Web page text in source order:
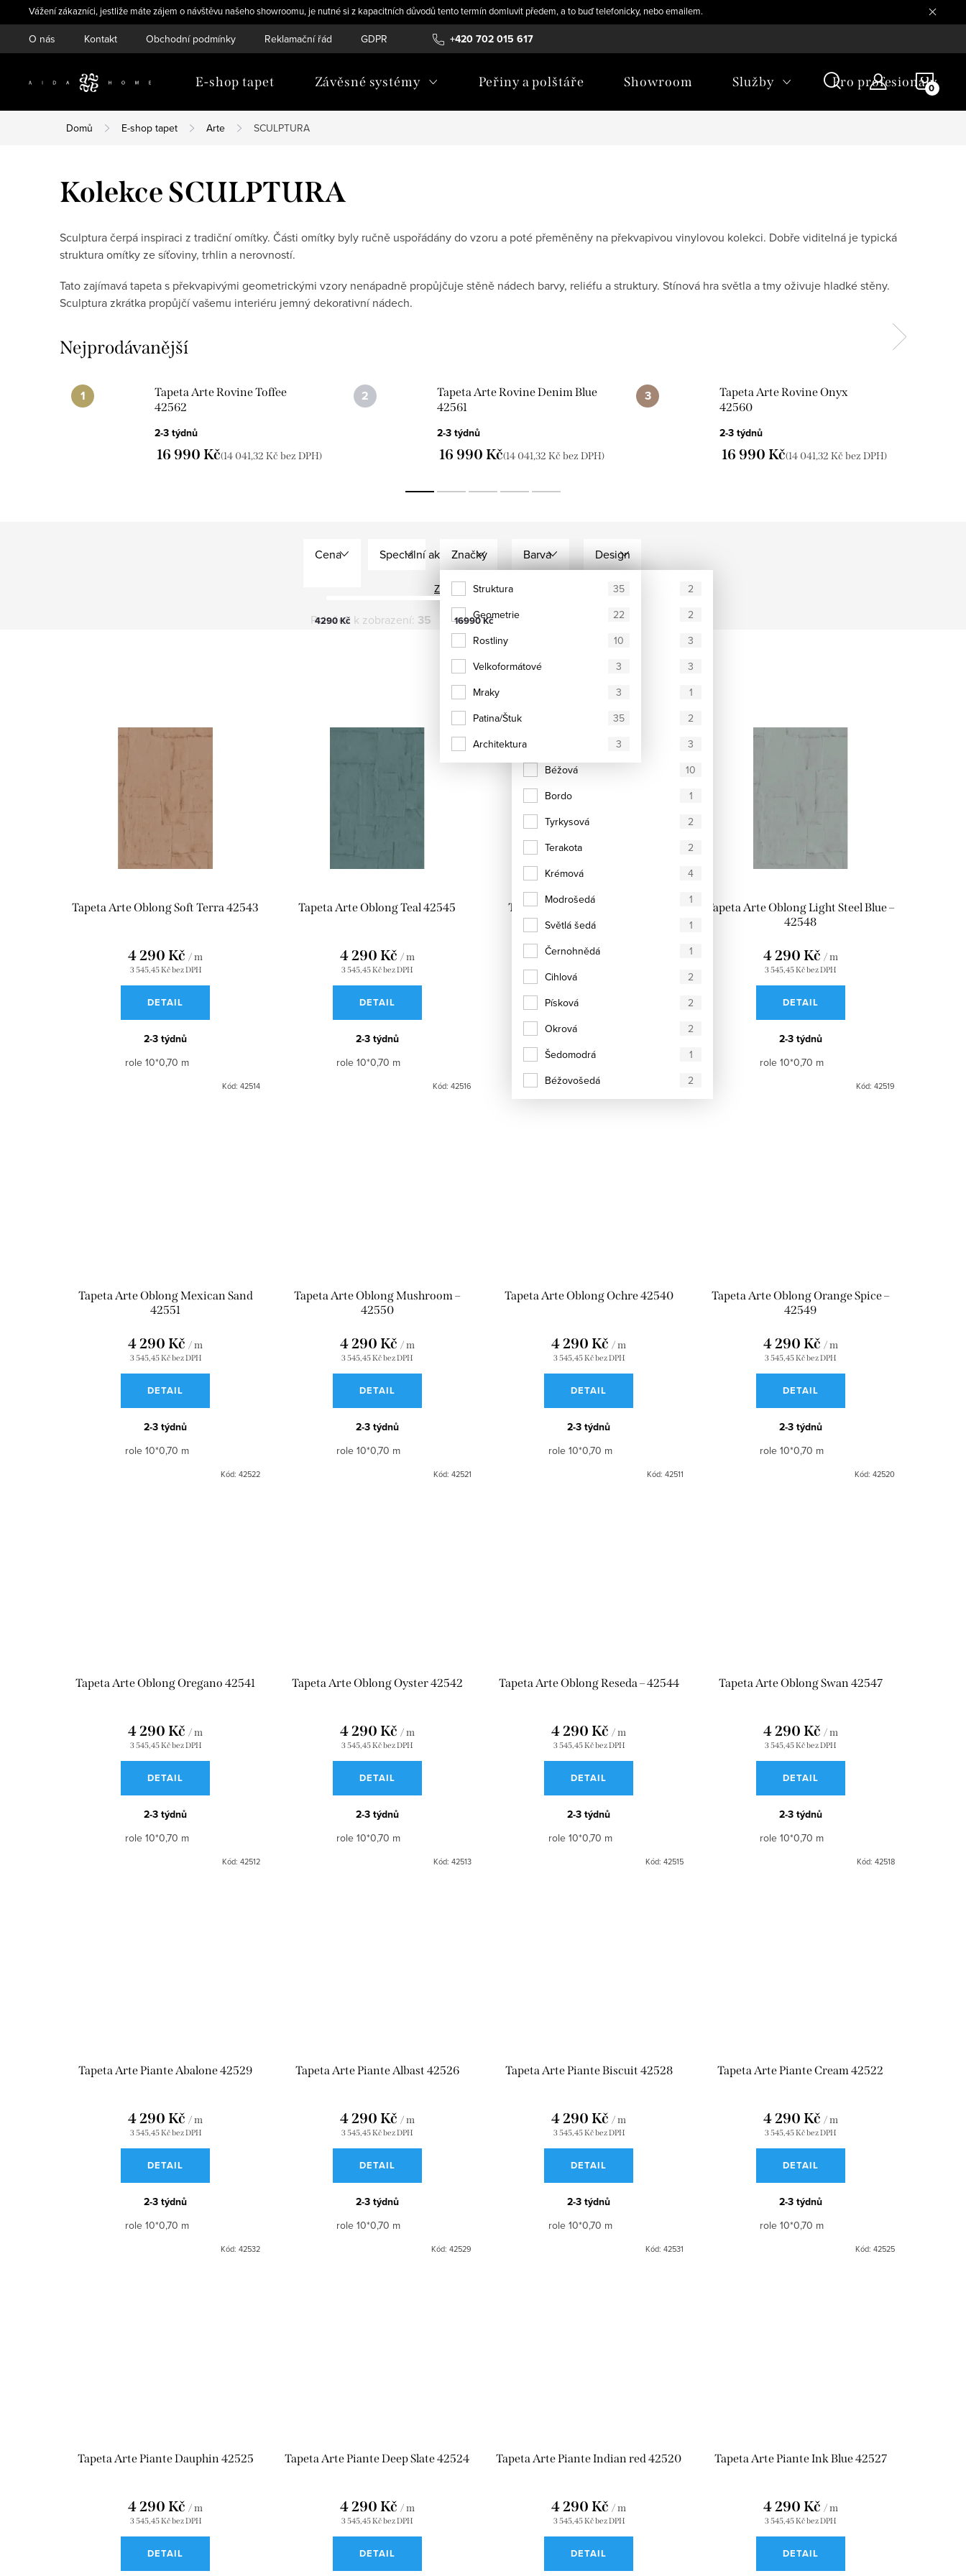
na
obsah
Vážení zákazníci, jestliže máte zájem o návštěvu našeho showroomu, je nutné si z kapacitních důvodů tento termín domluvit předem, a to buď telefonicky, nebo emailem.
+420 702 015 617
O nás Kontakt Obchodní podmínky Reklamační řád GDPR Novinky
E-shop tapet Závěsné systémy Peřiny a polštáře Showroom Služby Pro profesionály
Domů E-shop tapet Arte SCULPTURA
Kolekce SCULPTURA
Sculptura čerpá inspiraci z tradiční omítky. Části omítky byly ručně uspořádány do vzoru a poté přeměněny na překvapivou vinylovou kolekci. Dobře viditelná je typická
struktura omítky ze síťoviny, trhlin a nerovností.
Tato zajímavá tapeta s překvapivými geometrickými vzory nenápadně propůjčuje stěně nádech barvy, reliéfu a struktury. Stínová hra světla a tmy oživuje hladké stěny.
Sculptura zkrátka propůjčí vašemu interiéru jemný dekorativní nádech.
Nejprodávanější
Tapeta Arte Rovine Toffee
42562
2-3 týdnů
16 990 Kč(14 041,32 Kč bez DPH)
Tapeta Arte Rovine Denim Blue
42561
2-3 týdnů
16 990 Kč(14 041,32 Kč bez DPH)
Tapeta Arte Rovine Onyx
42560
2-3 týdnů
16 990 Kč(14 041,32 Kč bez DPH)
Cena
4290Kč 16990Kč
Speciální akceZnačky
Arte 35
Barva
2
2
3
3
1
2
3
Béžová
10
Bordo
1
Tyrkysová
2
Terakota
2
Krémová
4
Modrošedá
1
Světlá šedá
1
Černohnědá
1
Cihlová
2
Písková
2
Okrová
2
Šedomodrá
1
Béžovošedá
2
Design
Struktura
35
Geometrie
22
Rostliny
10
Velkoformátové
3
Mraky
3
Patina/Štuk
35
Architektura
3
Zobrazit všechny filtry
Položek k zobrazení: 35
Tapeta Arte Oblong Soft Terra 42543
3 545,45 Kč bez DPH
4 290 Kč/ m
DETAIL
2-3 týdnů
role 10*0,70 m
Kód: 42514
Tapeta Arte Oblong Teal 42545
3 545,45 Kč bez DPH
4 290 Kč / m
DETAIL
2-3 týdnů
role 10*0,70 m
Kód: 42516
Tapeta Arte Oblong Deep Creek
42546
4 290 Kč
DETAIL
role 10*0,70 m
Tapeta Arte Oblong Light Steel Blue –
42548
3 545,45 Kč bez DPH
4 290 Kč / m
DETAIL
2-3 týdnů
role 10*0,70 m
Kód: 42519
Tapeta Arte Oblong Mexican Sand
42551
3 545,45 Kč bez DPH
4 290 Kč / m
DETAIL
2-3 týdnů
role 10*0,70 m
Kód: 42522
Tapeta Arte Oblong Mushroom –
42550
3 545,45 Kč bez DPH
4 290 Kč / m
DETAIL
2-3 týdnů
role 10*0,70 m
Kód: 42521
Tapeta Arte Oblong Ochre 42540
3 545,45 Kč bez DPH
4 290 Kč / m
DETAIL
2-3 týdnů
role 10*0,70 m
Kód: 42511
Tapeta Arte Oblong Orange Spice –
42549
3 545,45 Kč bez DPH
4 290 Kč / m
DETAIL
2-3 týdnů
role 10*0,70 m
Kód: 42520
Tapeta Arte Oblong Oregano 42541
3 545,45 Kč bez DPH
4 290 Kč/ m
DETAIL
2-3 týdnů
role 10*0,70 m
Kód: 42512
Tapeta Arte Oblong Oyster 42542
3 545,45 Kč bez DPH
4 290 Kč / m
DETAIL
2-3 týdnů
role 10*0,70 m
Kód: 42513
Tapeta Arte Oblong Reseda – 42544
3 545,45 Kč bez DPH
4 290 Kč/ m
DETAIL
2-3 týdnů
role 10*0,70 m
Kód: 42515
Tapeta Arte Oblong Swan 42547
3 545,45 Kč bez DPH
4 290 Kč / m
DETAIL
2-3 týdnů
role 10*0,70 m
Kód: 42518
Tapeta Arte Piante Abalone 42529
3 545,45 Kč bez DPH
4 290 Kč/ m
DETAIL
2-3 týdnů
role 10*0,70 m
Kód: 42532
Tapeta Arte Piante Albast 42526
3 545,45 Kč bez DPH
4 290 Kč / m
DETAIL
2-3 týdnů
role 10*0,70 m
Kód: 42529
Tapeta Arte Piante Biscuit 42528
3 545,45 Kč bez DPH
4 290 Kč/ m
DETAIL
2-3 týdnů
role 10*0,70 m
Kód: 42531
Tapeta Arte Piante Cream 42522
3 545,45 Kč bez DPH
4 290 Kč / m
DETAIL
2-3 týdnů
role 10*0,70 m
Kód: 42525
Tapeta Arte Piante Dauphin 42525
3 545,45 Kč bez DPH
4 290 Kč / m
DETAIL
Tapeta Arte Piante Deep Slate 42524
3 545,45 Kč bez DPH
4 290 Kč / m
DETAIL
Tapeta Arte Piante Indian red 42520
3 545,45 Kč bez DPH
4 290 Kč / m
DETAIL
Tapeta Arte Piante Ink Blue 42527
3 545,45 Kč bez DPH
4 290 Kč / m
DETAIL